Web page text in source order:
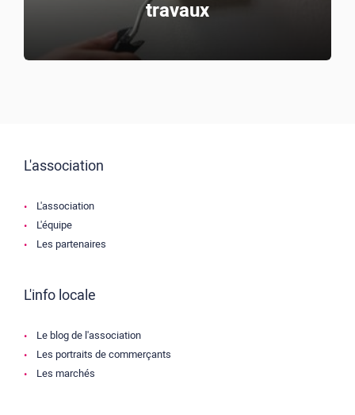
travaux
L'association
L'association
L'équipe
Les partenaires
L'info locale
Le blog de l'association
Les portraits de commerçants
Les marchés